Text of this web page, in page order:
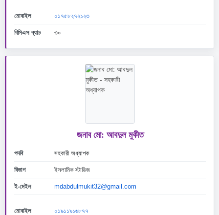
মোবাইল ০১৭৫৮২৭২১২৩
বিসিএস ব্যাচ ৩০
জনাব মো: আবদুল মুকীত
পদবি সহকারী অধ্যাপক
বিভাগ ইসলামিক স্টাডিজ
ই-মেইল mdabdulmukit32@gmail.com
মোবাইল ০১৯১১৯১৬৮৭৭